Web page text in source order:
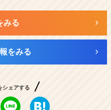
みる
をみる
シェアする